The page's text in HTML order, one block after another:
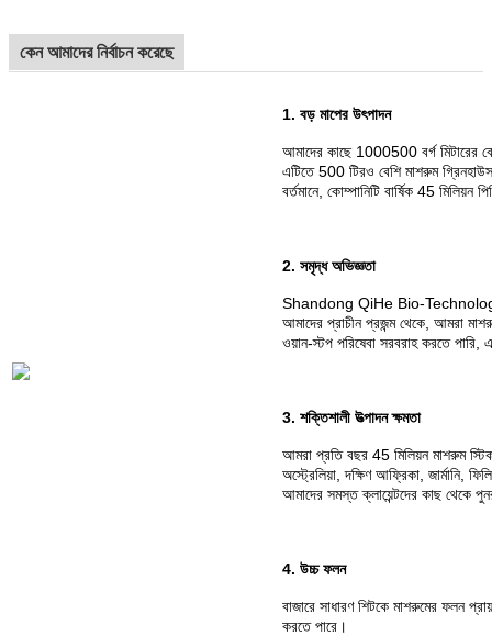
কেন আমাদের নির্বাচন করেছে
1. বড় মাপের উৎপাদন
আমাদের কাছে 1000500 বর্গ মিটারের
এটিতে 500 টিরও বেশি মাশরুম
বর্তমানে, কোম্পানিটি বার্ষিক 45 মিলিয়ন
2. সমৃদ্ধ অভিজ্ঞতা
Shandong QiHe Bio-Technology
আমাদের প্রাচীন প্রজন্ম থেকে, আমরা
ওয়ান-স্টপ পরিষেবা সরবরাহ করতে পারি,
3. শক্তিশালী উত্পাদন ক্ষমতা
আমরা প্রতি বছর 45 মিলিয়ন মাশরুম স্টিক
অস্ট্রেলিয়া, দক্ষিণ আফ্রিকা, জার্মানি,
আমাদের সমস্ত ক্লায়েন্টদের কাছ থেকে
4. উচ্চ ফলন
বাজারে সাধারণ শিটকে মাশরুমের ফলন
করতে পারে।